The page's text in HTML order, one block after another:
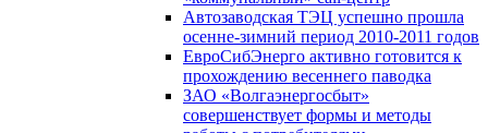
Автозаводская ТЭЦ успешно прошла
осенне-зимний период 2010-2011 годов
ЕвроСибЭнерго активно готовится к
прохождению весеннего паводка
ЗАО «Волгаэнергосбыт»
совершенствует формы и методы